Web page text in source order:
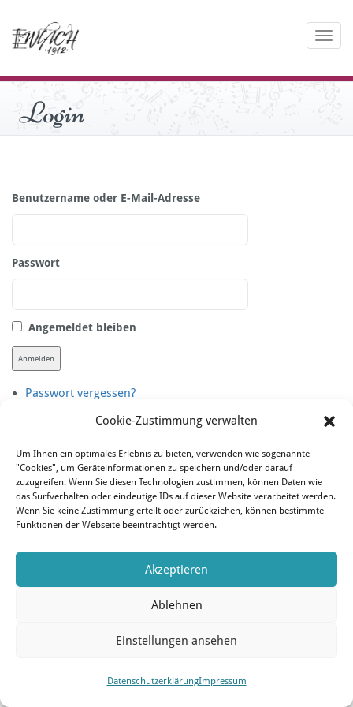
Cookie-Zustimmung verwalten
Um Ihnen ein optimales Erlebnis zu bieten, verwenden wie sogenannte
"Cookies", um Geräteinformationen zu speichern und/oder darauf
zuzugreifen. Wenn Sie diesen Technologien zustimmen, können Daten wie
das Surfverhalten oder eindeutige IDs auf dieser Website verarbeitet werden.
Wenn Sie keine Zustimmung erteilt oder zurückziehen, können bestimmte
Funktionen der Webseite beeinträchtigt werden.
Akzeptieren
Ablehnen
Einstellungen ansehen
DatenschutzerklärungImpressum
Toggle
Login
Benutzername oder E-Mail-Adresse
Passwort
Angemeldet bleiben
Anmelden
Passwort vergessen?
© 2026 Wiener Lehrer-a cappella-Chor |
Datenschutzerklärung|Impressum|login